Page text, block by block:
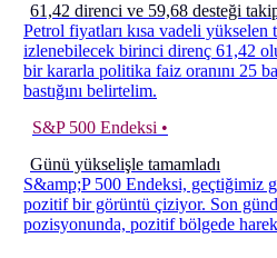
61,42 direnci ve 59,68 desteği
Petrol fiyatları kısa vadeli
izlenebilecek birinci direnç 61,42
bir kararla politika faiz oranını 25
bastığını belirtelim.
S&P 500 Endeksi •
Günü yükselişle tamamladı
S&amp;P 500 Endeksi, geçtiğimiz
pozitif bir görüntü çiziyor. Son
pozisyonunda, pozitif bölgede